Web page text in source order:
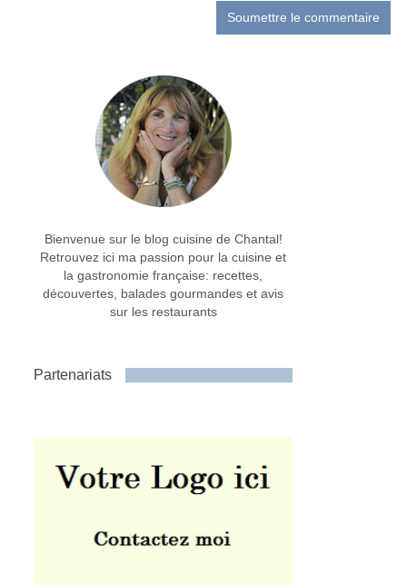
Bienvenue sur le blog cuisine de Chantal!
Retrouvez ici ma passion pour la cuisine et
la gastronomie française: recettes,
découvertes, balades gourmandes et avis
sur les restaurants
Partenariats